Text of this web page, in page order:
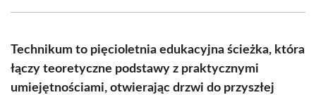
(Twitter)
Technikum to pięcioletnia edukacyjna ścieżka, która
łączy teoretyczne podstawy z praktycznymi
umiejętnościami, otwierając drzwi do przyszłej